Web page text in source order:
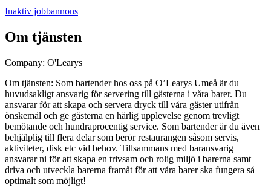
Inaktiv jobbannons
Om tjänsten
Company: O'Learys
Om tjänsten: Som bartender hos oss på O’Learys Umeå är du
huvudsakligt ansvarig för servering till gästerna i våra barer. Du
ansvarar för att skapa och servera dryck till våra gäster utifrån
önskemål och ge gästerna en härlig upplevelse genom trevligt
bemötande och hundraprocentig service. Som bartender är du även
behjälplig till flera delar som berör restaurangen såsom servis,
aktiviteter, disk etc vid behov. Tillsammans med baransvarig
ansvarar ni för att skapa en trivsam och rolig miljö i barerna samt
driva och utveckla barerna framåt för att våra barer ska fungera så
optimalt som möjligt!